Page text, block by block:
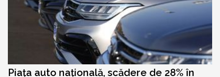
Piața auto națională, scădere de 28% în